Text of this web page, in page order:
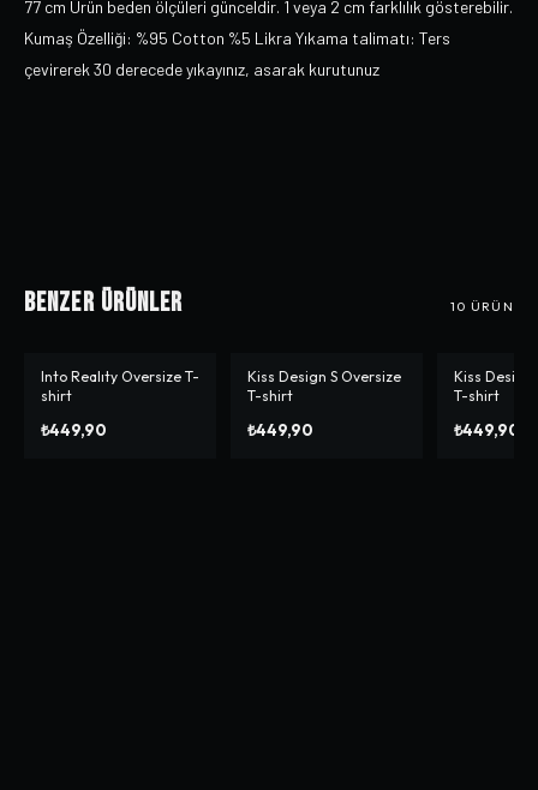
77 cm Ürün beden ölçüleri günceldir. 1 veya 2 cm farklılık gösterebilir.
Kumaş Özelliği: %95 Cotton %5 Likra Yıkama talimatı: Ters
çevirerek 30 derecede yıkayınız, asarak kurutunuz
Benzer Ürünler 10 ÜRÜN
Into Realıty Oversize T-
shirt
₺449,90
Kiss Design S Oversize
T-shirt
₺449,90
Kiss Design
T-shirt
₺449,90